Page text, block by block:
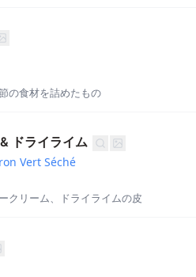
の食材を詰めたもの
ドライライム
Vert Séché
クリーム、ドライライムの皮